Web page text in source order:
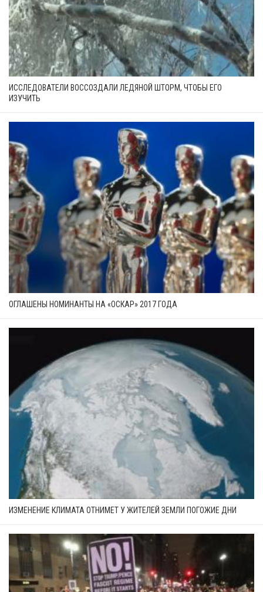
ИССЛЕДОВАТЕЛИ ВОССОЗДАЛИ ЛЕДЯНОЙ ШТОРМ, ЧТОБЫ ЕГО
ИЗУЧИТЬ
ОГЛАШЕНЫ НОМИНАНТЫ НА «ОСКАР» 2017 ГОДА
ИЗМЕНЕНИЕ КЛИМАТА ОТНИМЕТ У ЖИТЕЛЕЙ ЗЕМЛИ ПОГОЖИЕ ДНИ